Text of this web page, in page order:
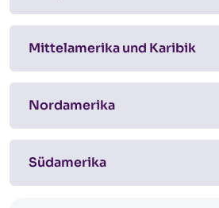
Mittelamerika und Karibik
Nordamerika
Südamerika